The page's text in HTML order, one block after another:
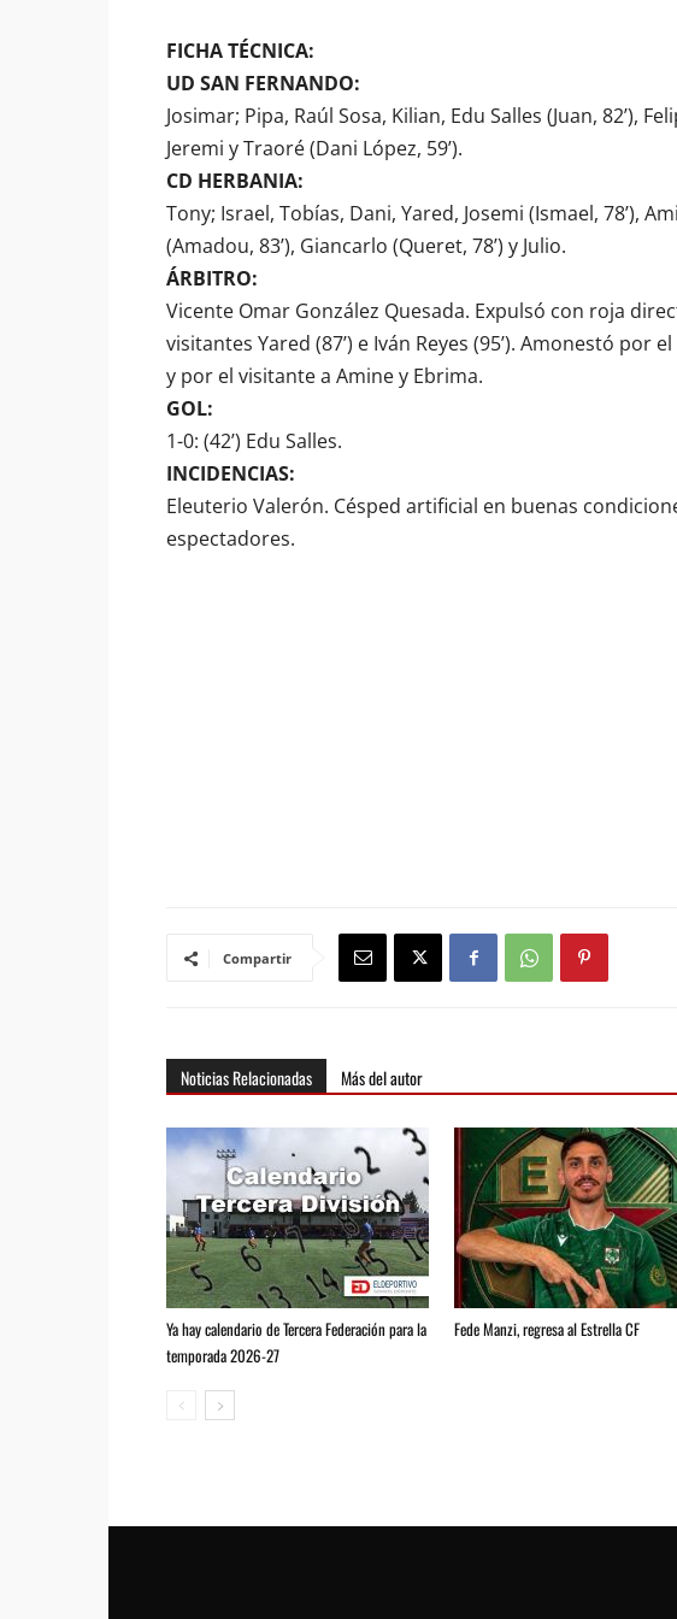
FICHA TÉCNICA:
UD SAN FERNANDO:
Josimar; Pipa, Raúl Sosa, Kilian, Edu Salles (Juan, 82’),
Jeremi y Traoré (Dani López, 59’).
CD HERBANIA:
Tony; Israel, Tobías, Dani, Yared, Josemi (Ismael, 78’),
(Amadou, 83’), Giancarlo (Queret, 78’) y Julio.
ÁRBITRO:
Vicente Omar González Quesada. Expulsó con roja
visitantes Yared (87’) e Iván Reyes (95’). Amonestó por
y por el visitante a Amine y Ebrima.
GOL:
1-0: (42’) Edu Salles.
INCIDENCIAS:
Eleuterio Valerón. Césped artificial en buenas
espectadores.
Compartir
Noticias Relacionadas Más del autor
Ya hay calendario de Tercera Federación para la
temporada 2026-27
Fede Manzi, regresa al Estrella CF